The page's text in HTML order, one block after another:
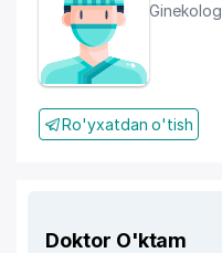
Ginekolog
Ro'yxatdan o'tish
Doktor O'ktam